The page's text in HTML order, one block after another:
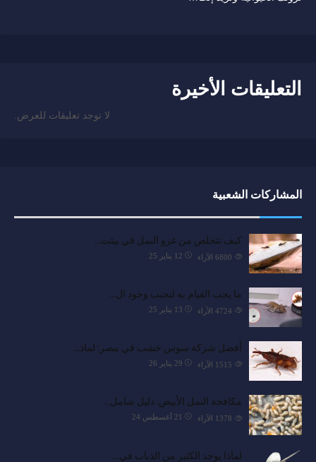
التعليقات الأخيرة
لا توجد تعليقات للعرض.
المشاركات الشعبية
كيف تتخلص من غزو النمل في بيئت…
12 يناير 25 الآراء
ما يجب القيام به لتجنب وجود ال…
13 يناير 25 الآراء
أفضل شركة سوس خشب في مصر: لماذ…
29 يناير 26 الآراء
مكافحة النمل الأبيض: دليل شامل…
21 أغسطس 24 الآراء
لماذا يوجد الكثير من الذباب في…